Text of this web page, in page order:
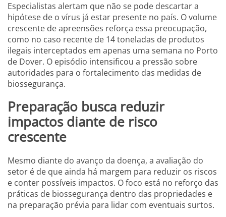
Especialistas alertam que não se pode descartar a
hipótese de o vírus já estar presente no país. O volume
crescente de apreensões reforça essa preocupação,
como no caso recente de 14 toneladas de produtos
ilegais interceptados em apenas uma semana no Porto
de Dover. O episódio intensificou a pressão sobre
autoridades para o fortalecimento das medidas de
biossegurança.
Preparação busca reduzir
impactos diante de risco
crescente
Mesmo diante do avanço da doença, a avaliação do
setor é de que ainda há margem para reduzir os riscos
e conter possíveis impactos. O foco está no reforço das
práticas de biossegurança dentro das propriedades e
na preparação prévia para lidar com eventuais surtos.